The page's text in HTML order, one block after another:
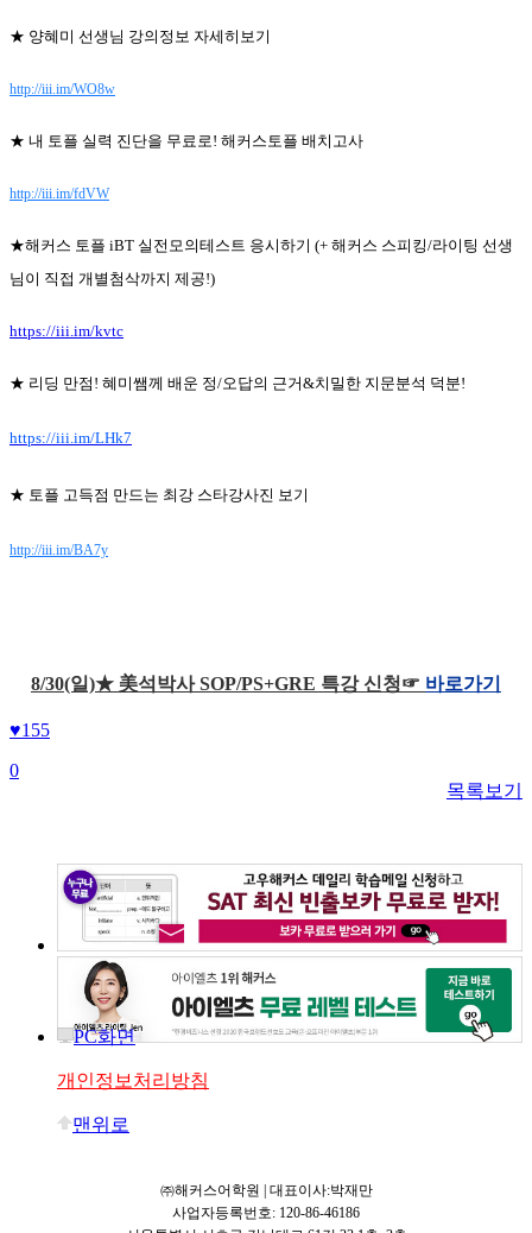
★ 양혜미 선생님 강의정보 자세히보기
http://iii.im/WO8w
★ 내 토플 실력 진단을 무료로! 해커스토플 배치고사
http://iii.im/fdVW
★해커스 토플 iBT 실전모의테스트 응시하기 (+ 해커스 스피킹/라이팅 선생
님이 직접 개별첨삭까지 제공!)
https://iii.im/kvtc
★ 리딩 만점! 혜미쌤께 배운 정/오답의 근거&치밀한 지문분석 덕분!
https://iii.im/LHk7
★ 토플 고득점 만드는 최강 스타강사진 보기
http://iii.im/BA7y
8/30(일)★ 美석박사 SOP/PS+GRE 특강 신청☞ 바로가기
♥155
목록보기
0
PC화면
개인정보처리방침
맨위로
㈜해커스어학원 | 대표이사:박재만
사업자등록번호: 120-86-46186